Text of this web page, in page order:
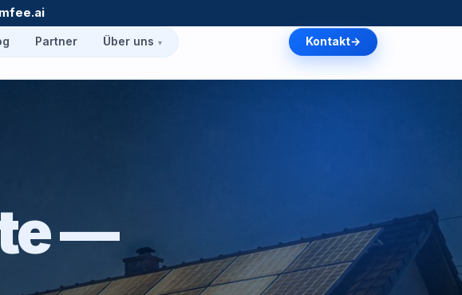
Partner Über uns Kontakt
—